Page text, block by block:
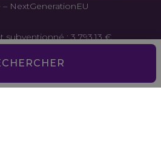
– NextGenerationEU
subventionné : 3 793,13 €
l’efficacité énergétique et
par l’Union européenne